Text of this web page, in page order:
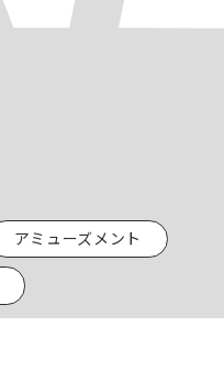
アミューズメント